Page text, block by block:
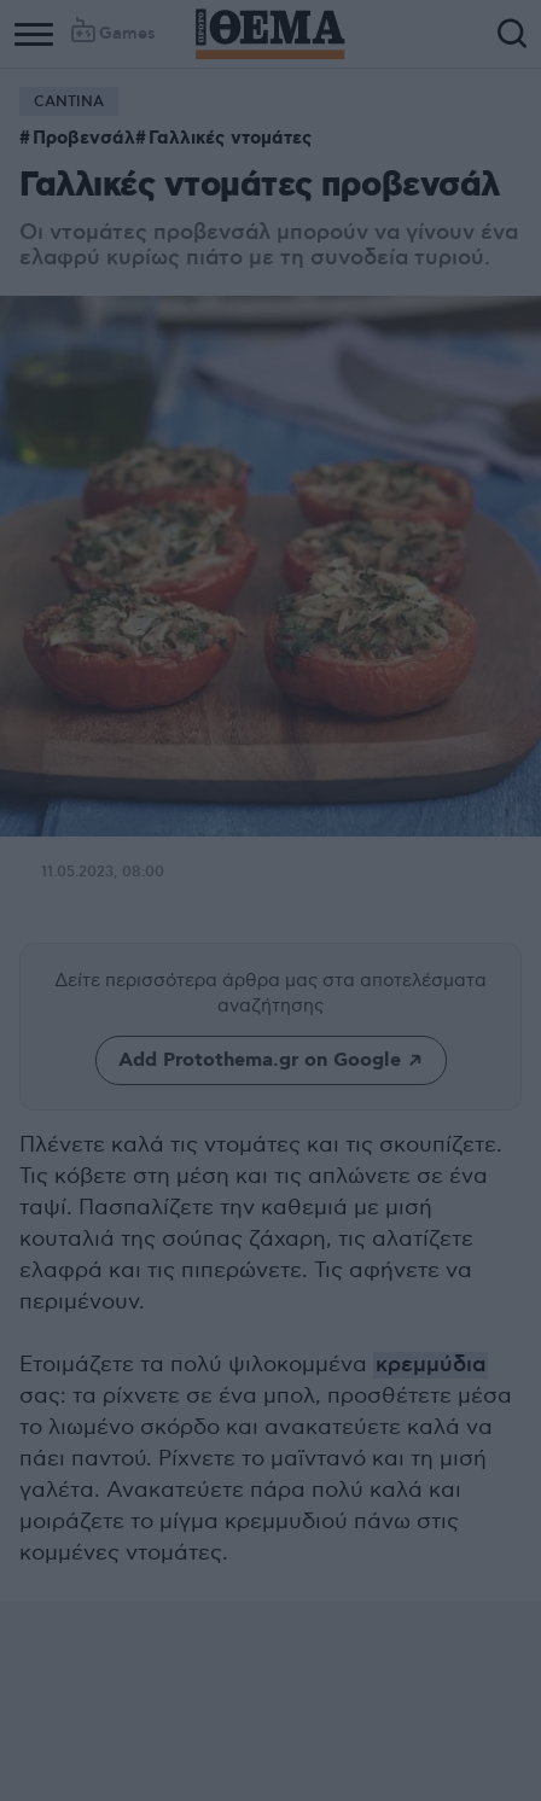
Games
CANTINA
Προβενσάλ Γαλλικές ντομάτες
Γαλλικές ντομάτες προβενσάλ
Οι ντομάτες προβενσάλ μπορούν να γίνουν ένα
ελαφρύ κυρίως πιάτο με τη συνοδεία τυριού.
11.05.2023, 08:00
Δείτε περισσότερα άρθρα μας στα αποτελέσματα
αναζήτησης
Add Protothema.gr on Google
Πλένετε καλά τις ντομάτες και τις σκουπίζετε.
Τις κόβετε στη μέση και τις απλώνετε σε ένα
ταψί. Πασπαλίζετε την καθεμιά με μισή
κουταλιά της σούπας ζάχαρη, τις αλατίζετε
ελαφρά και τις πιπερώνετε. Τις αφήνετε να
περιμένουν.
Ετοιμάζετε τα πολύ ψιλοκομμένα κρεμμύδια
σας: τα ρίχνετε σε ένα μπολ, προσθέτετε μέσα
το λιωμένο σκόρδο και ανακατεύετε καλά να
πάει παντού. Ρίχνετε το μαϊντανό και τη μισή
γαλέτα. Ανακατεύετε πάρα πολύ καλά και
μοιράζετε το μίγμα κρεμμυδιού πάνω στις
κομμένες ντομάτες.